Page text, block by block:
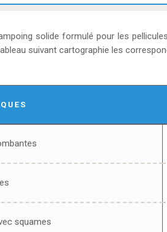
solide formulé pour les
suivant cartographie les
squames